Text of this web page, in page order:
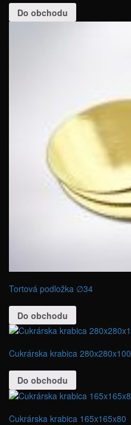
Do obchodu
Tortová podložka ∅34
Do obchodu
Cukrárska krabica 280x280x100
Do obchodu
Cukrárska krabica 165x165x80